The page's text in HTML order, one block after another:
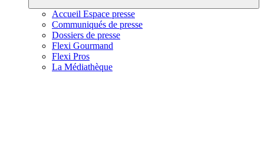
Accueil Espace presse
Communiqués de presse
Dossiers de presse
Flexi Gourmand
Flexi Pros
La Médiathèque